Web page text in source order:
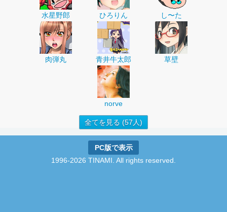
水星野郎 ひろりん し〜た
肉弾丸 青井牛太郎 草壁
norve
全てを見る (57人)
PC版で表示
1996-2026 TINAMI. All rights reserved.